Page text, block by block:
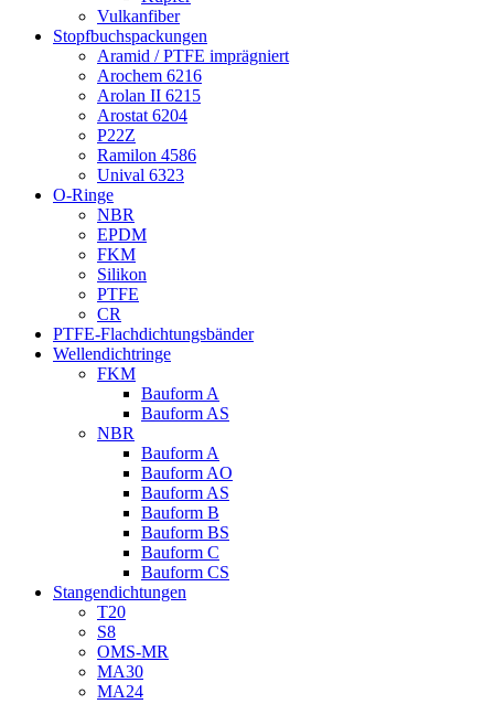
Vulkanfiber
Stopfbuchspackungen
Aramid / PTFE imprägniert
Arochem 6216
Arolan II 6215
Arostat 6204
P22Z
Ramilon 4586
Unival 6323
O-Ringe
NBR
EPDM
FKM
Silikon
PTFE
CR
PTFE-Flachdichtungsbänder
Wellendichtringe
FKM
Bauform A
Bauform AS
NBR
Bauform A
Bauform AO
Bauform AS
Bauform B
Bauform BS
Bauform C
Bauform CS
Stangendichtungen
T20
S8
OMS-MR
MA30
MA24